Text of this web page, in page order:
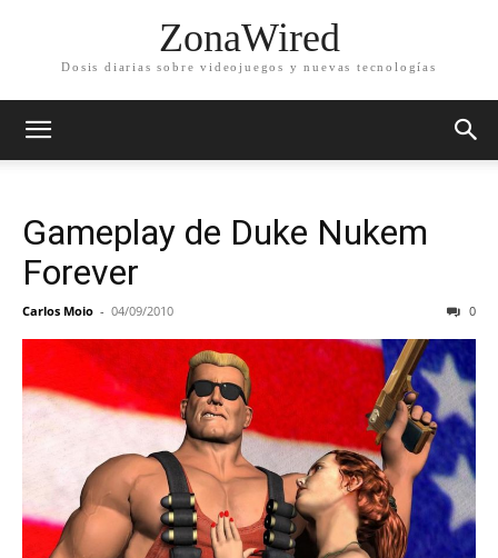
ZonaWired
Dosis diarias sobre videojuegos y nuevas tecnologías
Gameplay de Duke Nukem
Forever
Carlos Moio - 04/09/2010 0